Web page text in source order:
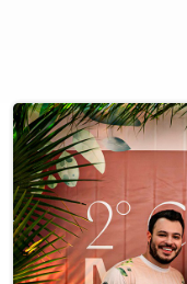
telecomunicações
Consultor, que
aumentar
comerciais e
negócios.Para a
Desenvolvimento
Negócios 7B
do Prefeito Ítalo